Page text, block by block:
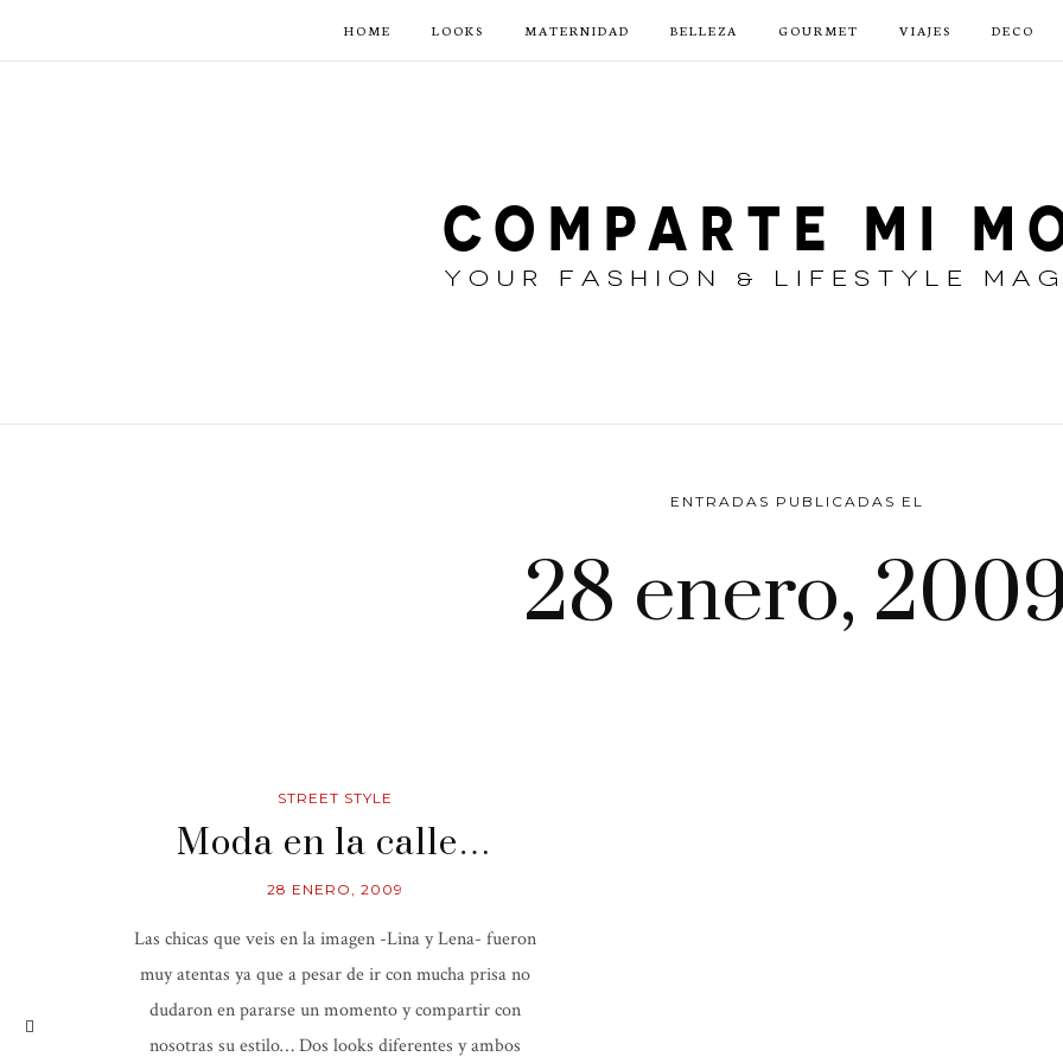
HOME LOOKS MATERNIDAD BELLEZA GOURMET VIAJES DECO
ENTRADAS PUBLICADAS EL
28 enero,
STREET STYLE
Moda en la calle…
28 ENERO, 2009
Las chicas que veis en la imagen -Lina y Lena- fueron
muy atentas ya que a pesar de ir con mucha prisa no
dudaron en pararse un momento y compartir con
nosotras su estilo… Dos looks diferentes y ambos